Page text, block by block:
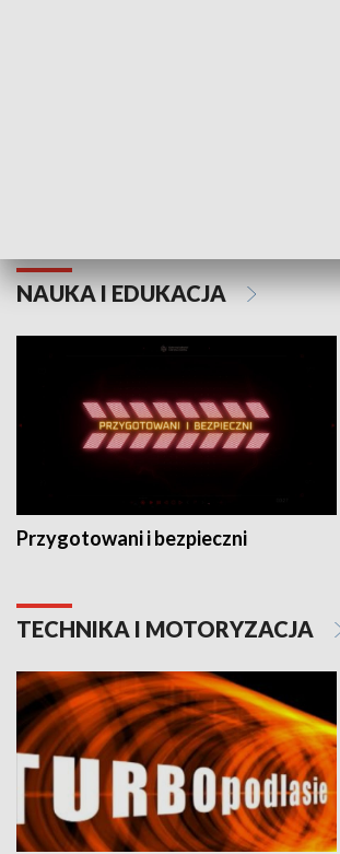
NAUKA I EDUKACJA
Przygotowani i bezpieczni
TECHNIKA I MOTORYZACJA